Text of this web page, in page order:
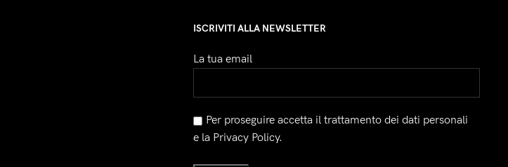
ISCRIVITI ALLA NEWSLETTER
La tua email
Per proseguire accetta il trattamento dei dati personali
e la Privacy Policy.